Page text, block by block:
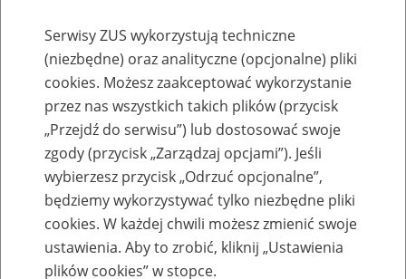
Emerytury
Baza zlikwidowanych lub
przekształconych zakładów pracy
Serwisy ZUS wykorzystują techniczne
(niezbędne) oraz analityczne (opcjonalne) pliki
cookies. Możesz zaakceptować wykorzystanie
przez nas wszystkich takich plików (przycisk
„Przejdź do serwisu”) lub dostosować swoje
zgody (przycisk „Zarządzaj opcjami”). Jeśli
wybierzesz przycisk „Odrzuć opcjonalne”,
będziemy wykorzystywać tylko niezbędne pliki
cookies. W każdej chwili możesz zmienić swoje
ustawienia. Aby to zrobić, kliknij „Ustawienia
plików cookies” w stopce.